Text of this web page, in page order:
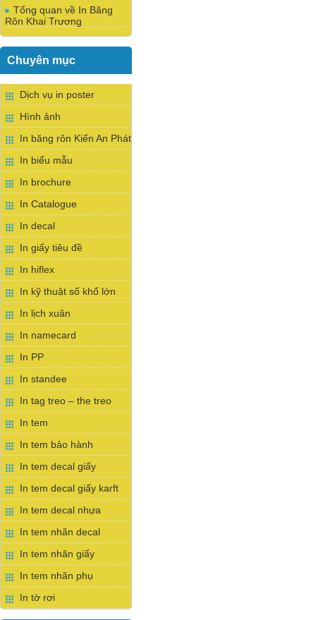
Tổng quan về In Băng
Rôn Khai Trương
Chuyên mục
Dịch vụ in poster
Hình ảnh
In băng rôn Kiến An Phát
In biểu mẫu
In brochure
In Catalogue
In decal
In giấy tiêu đề
In hiflex
In kỹ thuật số khổ lớn
In lịch xuân
In namecard
In PP
In standee
In tag treo – the treo
In tem
In tem bảo hành
In tem decal giấy
In tem decal giấy karft
In tem decal nhựa
In tem nhãn decal
In tem nhãn giấy
In tem nhãn phụ
In tờ rơi